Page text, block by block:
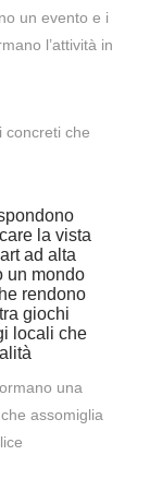
un evento e i
l’attività in
concreti che
la vista
ad alta
un mondo
rendono
giochi
locali che
una
assomiglia